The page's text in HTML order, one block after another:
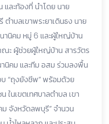
ละท้องที่ นำโดย นาย
ำบลเขาพระยาเดินธง นาย
นิคม หมู่ 6 และผู้ใหญ่บ้าน
ณะ ผู้ช่วยผู้ใหญ่บ้าน สารวัตร
คม และทีม อสม ร่วมลงพื้น
บ “ถุงยังชีพ” พร้อมด้วย
ในเขตเทศบาลตำบล เขา
จังหวัดลพบุรี” จำนวน